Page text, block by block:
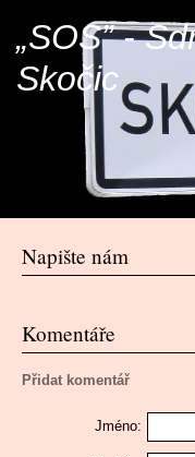
„SOS” -
Skočic
Napište nám
Komentáře
Přidat komentář
Jméno: